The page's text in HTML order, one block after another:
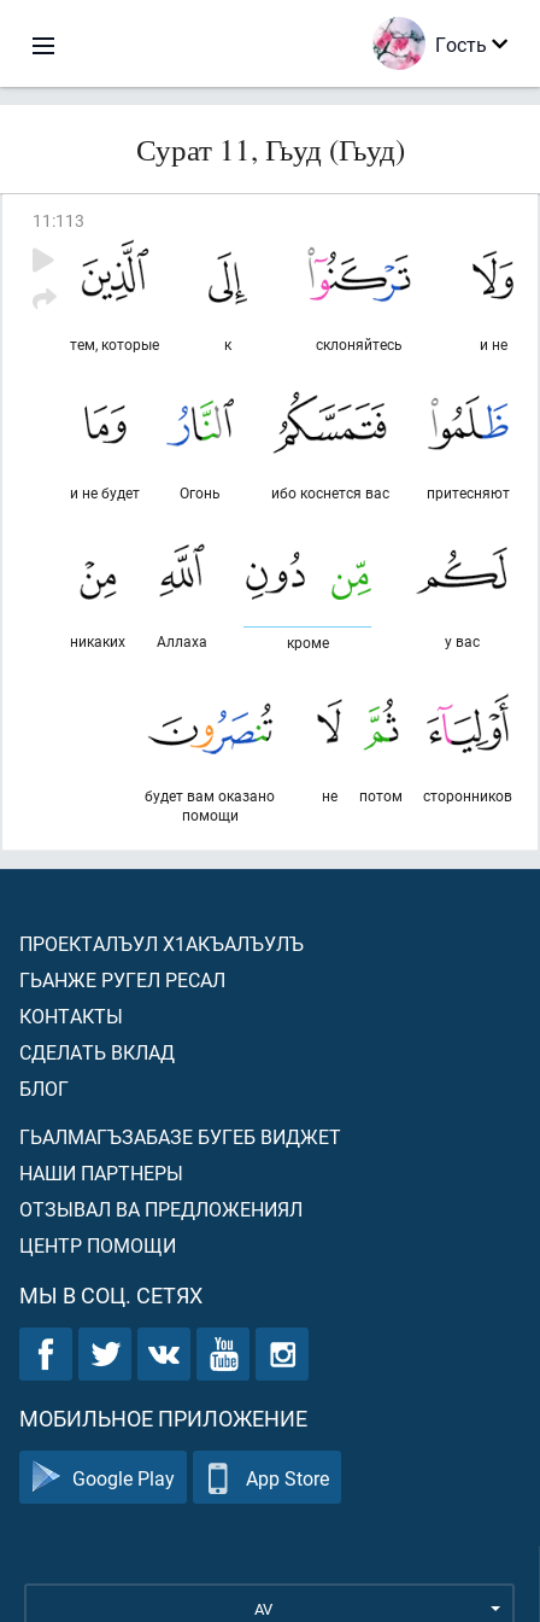
Гость
Сурат 11, Гьуд (Гьуд)
11 :113
и не
склоняйтесь
к
тем, которые
притесняют
ибо коснется вас
Огонь
и не будет
у вас
кроме
Аллаха
никаких
сторонников
потом
не
будет вам оказано
помощи
ПРОЕКТАЛЪУЛ Х1АКЪАЛЪУЛЪ
ГЬАНЖЕ РУГЕЛ РЕСАЛ
КОНТАКТЫ
СДЕЛАТЬ ВКЛАД
БЛОГ
ГЬАЛМАГЪЗАБАЗЕ БУГЕБ ВИДЖЕТ
НАШИ ПАРТНЕРЫ
ОТЗЫВАЛ ВА ПРЕДЛОЖЕНИЯЛ
ЦЕНТР ПОМОЩИ
МЫ В СОЦ. СЕТЯХ
МОБИЛЬНОЕ ПРИЛОЖЕНИЕ
Google Play App Store
AV